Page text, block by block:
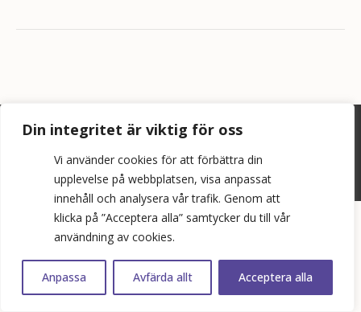
Din integritet är viktig för oss
Vi använder cookies för att förbättra din
upplevelse på webbplatsen, visa anpassat
innehåll och analysera vår trafik. Genom att
klicka på ”Acceptera alla” samtycker du till vår
användning av cookies.
Anpassa Avfärda allt Acceptera alla
©2026 Bopol AB
info@bostadspolitik.se
0704-57 90 06